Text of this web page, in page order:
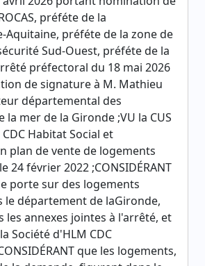
préféte de la
Aquitaine, préféte de la zone de
Sud-Ouest, préféte de la
préfectoral du 18 mai 2026
de signature à M. Mathieu
départemental des
mer de la Gironde ;VU la CUS
Habitat Social et
plan de vente de logements
24 février 2022 ;CONSIDÉRANT
porte sur des logements
le département de laGironde,
les annexes jointes à l'arrêté, et
Société d'HLM CDC
que les logements,